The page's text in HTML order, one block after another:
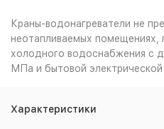
Краны-водонагреватели не
неотапливаемых помещениях,
холодного водоснабжения с
МПа и бытовой
Характеристики